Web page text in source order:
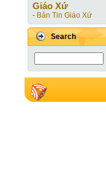
Giáo Xứ
- Bản Tin Giáo Xứ
Search